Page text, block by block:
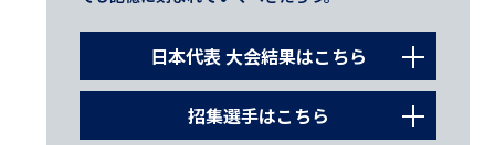
日本代表 大会結果はこちら
グループステージ第1戦 シリア
招集選手はこちら